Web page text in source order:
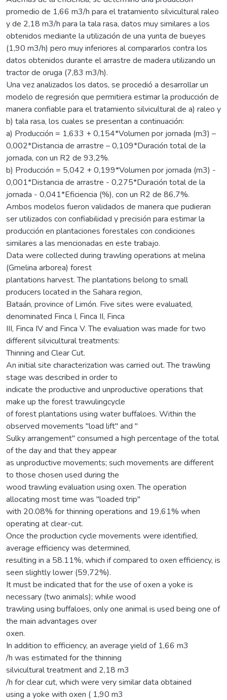
promedio de 1,66 m3/h para el tratamiento silvicultural raleo
y de 2,18 m3/h para la tala rasa, datos muy similares a los
obtenidos mediante la utilización de una yunta de bueyes
(1,90 m3/h) pero muy inferiores al compararlos contra los
datos obtenidos durante el arrastre de madera utilizando un
tractor de oruga (7,83 m3/h).
Una vez analizados los datos, se procedió a desarrollar un
modelo de regresión que permitiera estimar la producción de
manera confiable para el tratamiento silvicultural de a) raleo y
b) tala rasa, los cuales se presentan a continuación:
a) Producción = 1,633 + 0,154*Volumen por jornada (m3) –
0,002*Distancia de arrastre – 0,109*Duración total de la
jornada, con un R2 de 93,2%.
b) Producción = 5,042 + 0,199*Volumen por jornada (m3) -
0,001*Distancia de arrastre - 0,275*Duración total de la
jornada - 0,041*Eficiencia (%), con un R2 de 86,7%.
Ambos modelos fueron validados de manera que pudieran
ser utilizados con confiabilidad y precisión para estimar la
producción en plantaciones forestales con condiciones
similares a las mencionadas en este trabajo.
Data were collected during trawling operations at melina
(Gmelina arborea) forest
plantations harvest. The plantations belong to small
producers located in the Sahara region,
Bataán, province of Limón. Five sites were evaluated,
denominated Finca I, Finca II, Finca
III, Finca IV and Finca V. The evaluation was made for two
different silvicultural treatments:
Thinning and Clear Cut.
An initial site characterization was carried out. The trawling
stage was described in order to
indicate the productive and unproductive operations that
make up the forest trawulingcycle
of forest plantations using water buffaloes. Within the
observed movements "load lift" and "
Sulky arrangement" consumed a high percentage of the total
of the day and that they appear
as unproductive movements; such movements are different
to those chosen used during the
wood trawling evaluation using oxen. The operation
allocating most time was "loaded trip"
with 20.08% for thinning operations and 19,61% when
operating at clear-cut.
Once the production cycle movements were identified,
average efficiency was determined,
resulting in a 58.11%, which if compared to oxen efficiency, is
seen slightly lower (59,72%).
It must be indicated that for the use of oxen a yoke is
necessary (two animals); while wood
trawling using buffaloes, only one animal is used being one of
the main advantages over
oxen.
In addition to efficiency, an average yield of 1,66 m3
/h was estimated for the thinning
silvicultural treatment and 2,18 m3
/h for clear cut, which were very similar data obtained
using a yoke with oxen ( 1,90 m3